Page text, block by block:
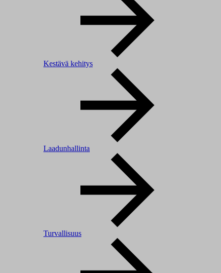
Kestävä kehitys
Laadunhallinta
Turvallisuus